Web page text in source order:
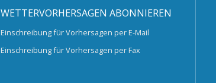
WETTERVORHERSAGEN ABONNIEREN
Einschreibung für Vorhersagen per E-Mail
Einschreibung für Vorhersagen per Fax